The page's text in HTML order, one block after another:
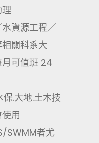
理
資源工程／
關科系大
月可值班 24
.大地.土木技
用
SWMM者尤